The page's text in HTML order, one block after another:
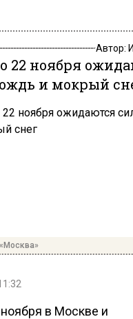
Автор:
22 ноября
и мокрый
в Москве и